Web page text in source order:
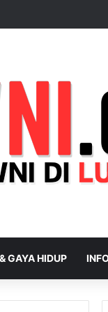
GAYA HIDUP